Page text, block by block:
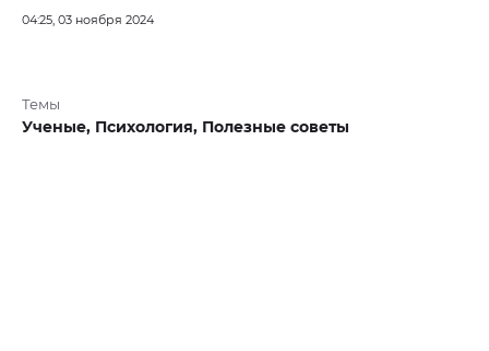
04:25, 03 ноября 2024
Темы
Ученые, Психология, Полезные советы